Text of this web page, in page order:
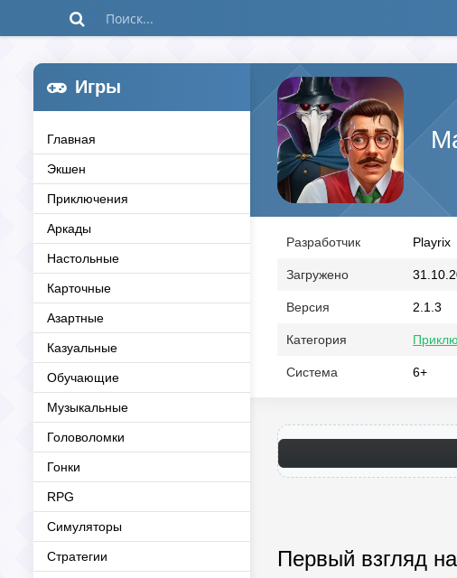
Игры
Главная
Экшен
Приключения
Аркады
Настольные
Карточные
Азартные
Казуальные
Обучающие
Музыкальные
Головоломки
Гонки
RPG
Симуляторы
Стратегии
Разработчик Playrix
Загружено
Версия 2.1.3
Категория
Система 6+
Первый взгляд